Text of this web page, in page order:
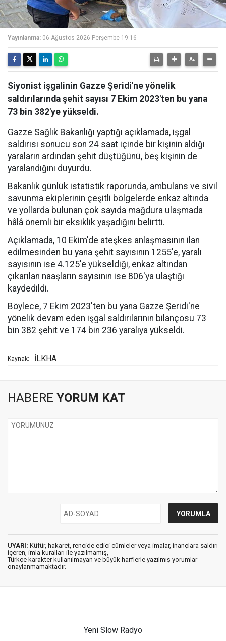
Yayınlanma: 06 Ağustos 2026 Perşembe 19:16
Siyonist işgalinin Gazze Şeridi'ne yönelik
saldırılarında şehit sayısı 7 Ekim 2023'ten bu yana
73 bin 382'ye yükseldi.
Gazze Sağlık Bakanlığı yaptığı açıklamada, işgal
saldırısı sonucu son 24 saat içinde bir kişinin aldığı
yaraların ardından şehit düştüğünü, beş kişinin de
yaralandığını duyurdu.
Bakanlık günlük istatistik raporunda, ambulans ve sivil
savunma ekiplerinin çeşitli bölgelerde enkaz altında
ve yollarda bulunan çok sayıda mağdura ulaşmada
hâlâ önemli bir eksiklik yaşadığını belirtti.
Açıklamada, 10 Ekim'de ateşkes anlaşmasının ilan
edilmesinden bu yana şehit sayısının 1255'e, yaralı
sayısının ise 4.125'e yükseldiği, enkaz altından
çıkarılan naaşların sayısının ise 806'ya ulaştığı
kaydedildi.
Böylece, 7 Ekim 2023'ten bu yana Gazze Şeridi'ne
yönelik devam eden işgal saldırılarının bilançosu 73
bin 382 şehit ve 174 bin 236 yaralıya yükseldi.
Kaynak: İLKHA
HABERE YORUM KAT
UYARI: Küfür, hakaret, rencide edici cümleler veya imalar, inançlara saldırı
içeren, imla kuralları ile yazılmamış,
Türkçe karakter kullanılmayan ve büyük harflerle yazılmış yorumlar
onaylanmamaktadır.
Yeni Slow Radyo